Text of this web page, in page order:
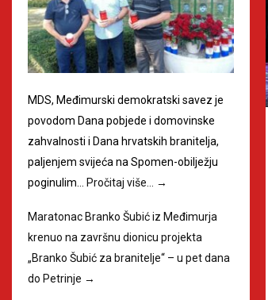
MDS, Međimurski demokratski savez je
povodom Dana pobjede i domovinske
zahvalnosti i Dana hrvatskih branitelja,
paljenjem svijeća na Spomen-obilježju
poginulim…
Pročitaj više… →
Maratonac Branko Šubić iz Međimurja
krenuo na završnu dionicu projekta
„Branko Šubić za branitelje“ – u pet dana
do Petrinje →